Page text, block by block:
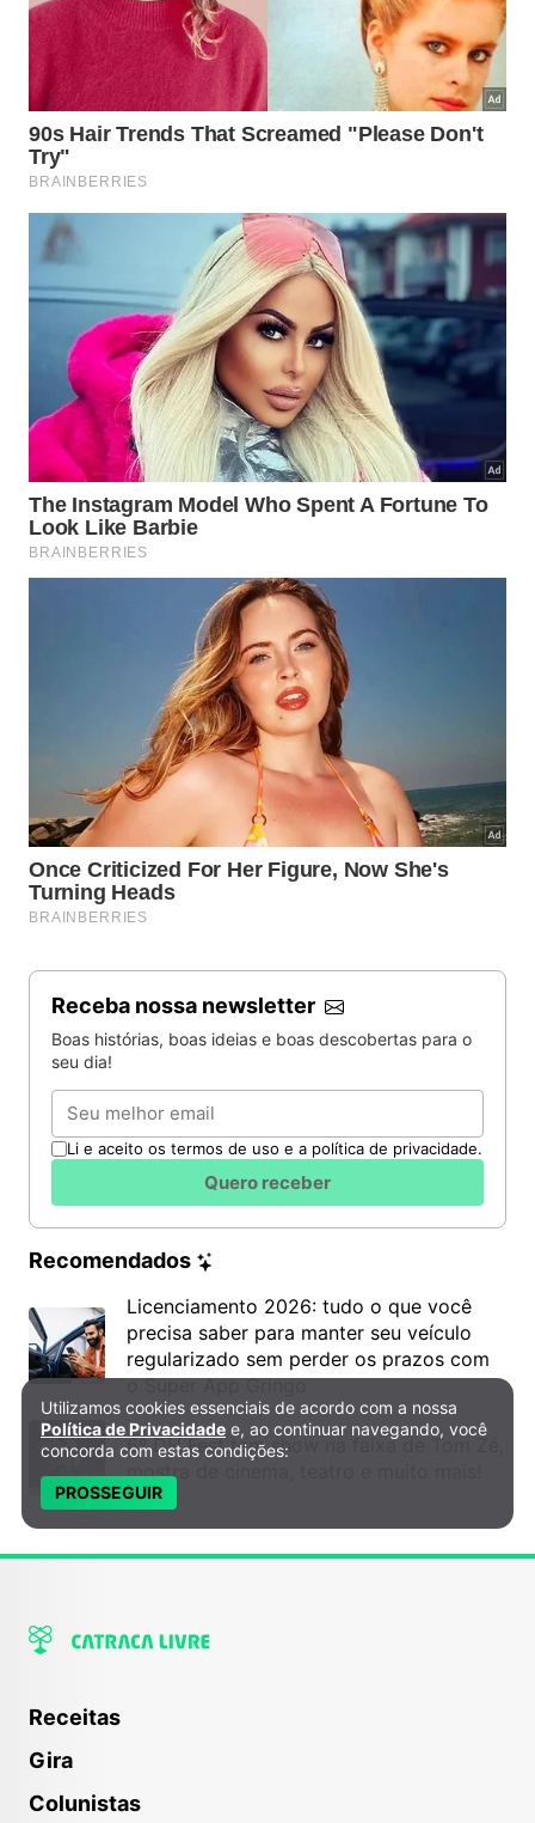
Receba nossa newsletter
Boas histórias, boas ideias e boas descobertas para o
seu dia!
Email
Li e aceito os termos de uso e a política de privacidade.
Quero receber
Recomendados
Licenciamento 2026: tudo o que você
precisa saber para manter seu veículo
regularizado sem perder os prazos com
o Super App Gringo
6º DH Fest tem show na faixa de Tom Zé,
mostra de cinema, teatro e muito mais!
Receitas
Gira
Colunistas
Política de Privacidade e Cookies
Utilizamos cookies essenciais de acordo com a nossa
Política de Privacidade e, ao continuar navegando, você
concorda com estas condições:
PROSSEGUIR